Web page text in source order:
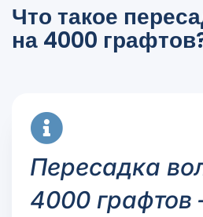
Что такое
на 4000
Пересадка
4000 графтов